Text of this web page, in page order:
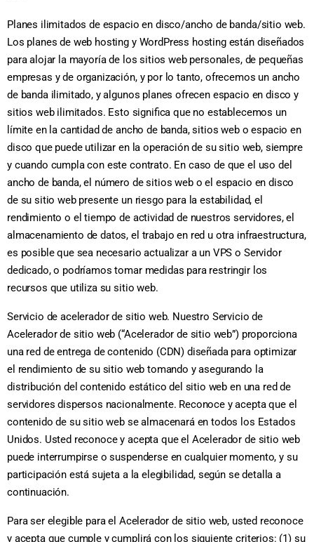
Planes ilimitados de espacio en disco/ancho de banda/sitio web.
Los planes de web hosting y WordPress hosting están diseñados
para alojar la mayoría de los sitios web personales, de pequeñas
empresas y de organización, y por lo tanto, ofrecemos un ancho
de banda ilimitado, y algunos planes ofrecen espacio en disco y
sitios web ilimitados. Esto significa que no establecemos un
límite en la cantidad de ancho de banda, sitios web o espacio en
disco que puede utilizar en la operación de su sitio web, siempre
y cuando cumpla con este contrato. En caso de que el uso del
ancho de banda, el número de sitios web o el espacio en disco
de su sitio web presente un riesgo para la estabilidad, el
rendimiento o el tiempo de actividad de nuestros servidores, el
almacenamiento de datos, el trabajo en red u otra infraestructura,
es posible que sea necesario actualizar a un VPS o Servidor
dedicado, o podríamos tomar medidas para restringir los
recursos que utiliza su sitio web.
Servicio de acelerador de sitio web. Nuestro Servicio de
Acelerador de sitio web (“Acelerador de sitio web”) proporciona
una red de entrega de contenido (CDN) diseñada para optimizar
el rendimiento de su sitio web tomando y asegurando la
distribución del contenido estático del sitio web en una red de
servidores dispersos nacionalmente. Reconoce y acepta que el
contenido de su sitio web se almacenará en todos los Estados
Unidos. Usted reconoce y acepta que el Acelerador de sitio web
puede interrumpirse o suspenderse en cualquier momento, y su
participación está sujeta a la elegibilidad, según se detalla a
continuación.
Para ser elegible para el Acelerador de sitio web, usted reconoce
y acepta que cumple y cumplirá con los siguiente criterios: (1) su